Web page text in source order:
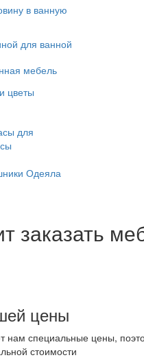
в ванную
для ванной
мебель
цветы
для
Одеяла
заказать
цены
нам специальные цены,
стоимости